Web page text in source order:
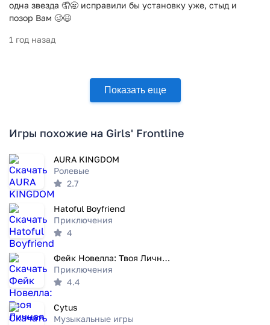
одна звезда 🤦🥱 исправили бы установку уже, стыд и
позор Вам 🥴😆
1 год назад
Показать еще
Игры похожие на Girls' Frontline
AURA KINGDOM
Ролевые
2.7
Hatoful Boyfriend
Приключения
4
Фейк Новелла: Твоя Личная Цунд
Приключения
4.4
Cytus
Музыкальные игры